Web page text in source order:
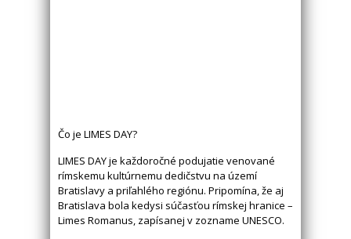
Čo je LIMES DAY?
LIMES DAY je každoročné podujatie venované
rímskemu kultúrnemu dedičstvu na území
Bratislavy a priľahlého regiónu. Pripomína, že aj
Bratislava bola kedysi súčasťou rímskej hranice –
Limes Romanus, zapísanej v zozname UNESCO.